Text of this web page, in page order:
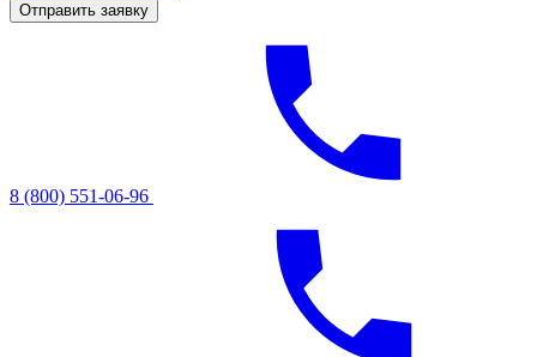
Отправить заявку
8 (800) 551-06-96